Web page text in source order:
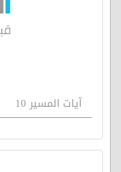
آيات المسير 10